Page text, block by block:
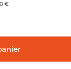
€